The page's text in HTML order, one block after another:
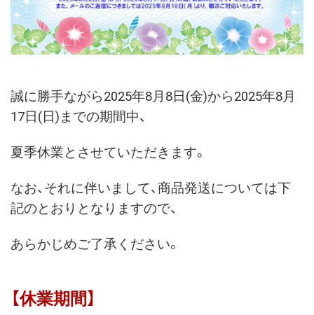
誠に勝手ながら2025年8月8日(金)から2025年8月
17日(日)までの期間中、
夏季休業とさせていただきます。
なお、それに伴いまして、商品発送については下
記のとおりとなりますので、
あらかじめご了承ください。
【休業期間】